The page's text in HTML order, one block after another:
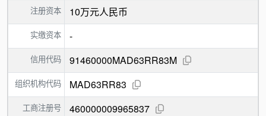
注册资本 10万元人民币
实缴资本 -
信用代码 91460000MAD63RR83M
组织机构代码 MAD63RR83
工商注册号 460000009965837